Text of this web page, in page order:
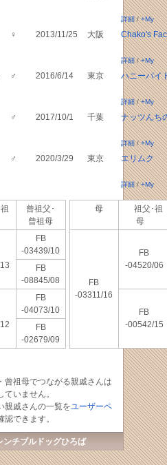
詳細/+My
♀ 2013/11/25 大阪 Chako's
詳細/+My
♂ 2016/6/14 東京 ハニーパイ
詳細/+My
♂ 2017/10/1 千葉 ナッツんち
詳細/+My
♂ 2020/3/29 東京 エリムク
詳細/+My
曾祖父･
曾祖母
FB
-03439/10
FB
-08845/08
FB
-04073/10
FB
-02679/09
母
祖父･祖
母
FB
-03311/16
FB
-04520/06
FB
-00542/15
曾祖母でつながる親戚さんは
ていません。
親戚さんの一覧をユーザーペ
認できます。
チブルドッグひろば